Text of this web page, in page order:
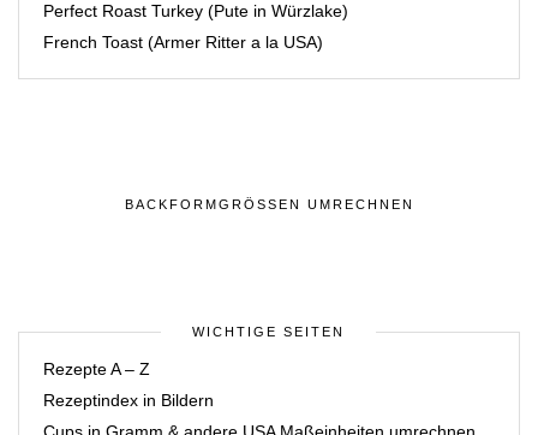
Perfect Roast Turkey (Pute in Würzlake)
French Toast (Armer Ritter a la USA)
BACKFORMGRÖSSEN UMRECHNEN
WICHTIGE SEITEN
Rezepte A – Z
Rezeptindex in Bildern